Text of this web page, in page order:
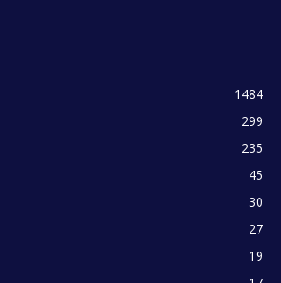
1484
299
235
45
30
27
19